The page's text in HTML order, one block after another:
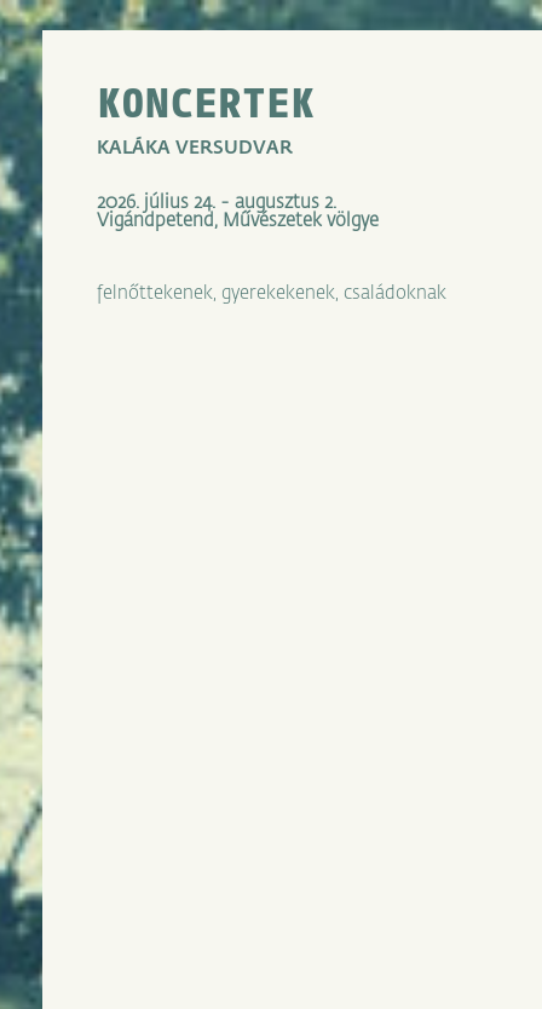
KONCERTEK
KALÁKA VERSUDVAR
2026. július 24. - augusztus 2.
Vigándpetend, Művészetek völgye
felnőttekenek, gyerekekenek, családoknak